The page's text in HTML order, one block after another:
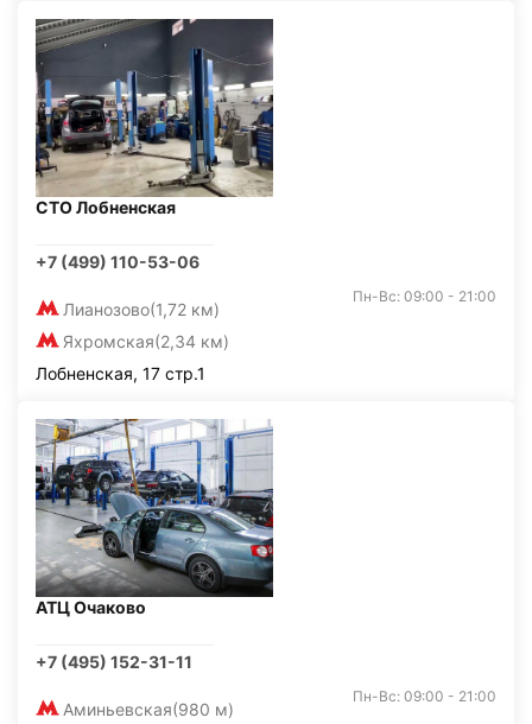
СТО Лобненская
+7 (499) 110-53-06
Лианозово(1,72 км)
Яхромская(2,34 км)
Пн-Вс: 09:00 - 21:00
Лобненская, 17 стр.1
АТЦ Очаково
+7 (495) 152-31-11
Аминьевская(980 м)
Пн-Вс: 09:00 - 21:00